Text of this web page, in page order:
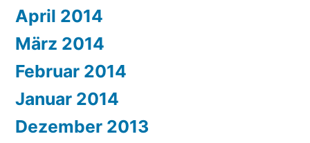
April 2014
März 2014
Februar 2014
Januar 2014
Dezember 2013